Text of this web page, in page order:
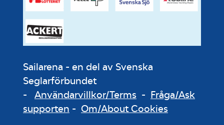
Sailarena - en del av Svenska
Seglarförbundet
- Användarvillkor/Terms - Fråga/Ask
supporten - Om/About Cookies